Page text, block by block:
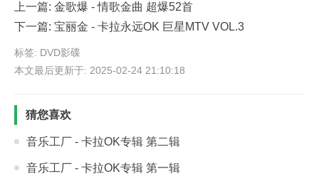
上一篇: 金歌爆 - 情歌金曲 超爆52首
下一篇: 宝丽金 - 卡拉永远OK 巨星MTV VOL.3
标签: DVD影碟
本文最后更新于: 2025-02-24 21:10:18
猜您喜欢
音乐工厂 - 卡拉OK专辑 第二辑
音乐工厂 - 卡拉OK专辑 第一辑